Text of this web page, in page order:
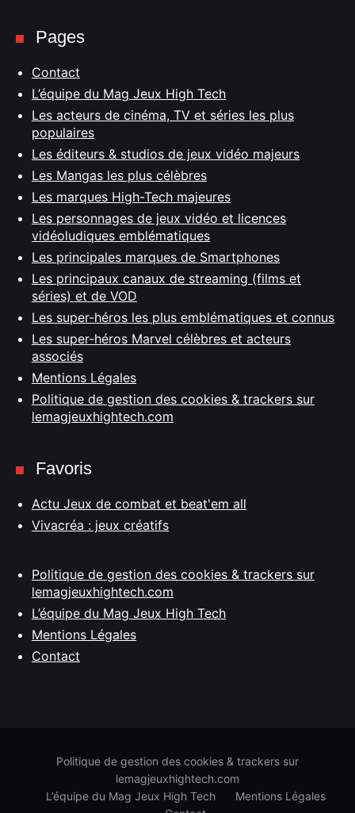
Pages
Contact
L’équipe du Mag Jeux High Tech
Les acteurs de cinéma, TV et séries les plus
populaires
Les éditeurs & studios de jeux vidéo majeurs
Les Mangas les plus célèbres
Les marques High-Tech majeures
Les personnages de jeux vidéo et licences
vidéoludiques emblématiques
Les principales marques de Smartphones
Les principaux canaux de streaming (films et
séries) et de VOD
Les super-héros les plus emblématiques et connus
Les super-héros Marvel célèbres et acteurs
associés
Mentions Légales
Politique de gestion des cookies & trackers sur
lemagjeuxhightech.com
Favoris
Actu Jeux de combat et beat'em all
Vivacréa : jeux créatifs
Politique de gestion des cookies & trackers sur
lemagjeuxhightech.com
L’équipe du Mag Jeux High Tech
Mentions Légales
Contact
Politique de gestion des cookies & trackers sur
lemagjeuxhightech.com
L’équipe du Mag Jeux High Tech
Mentions Légales